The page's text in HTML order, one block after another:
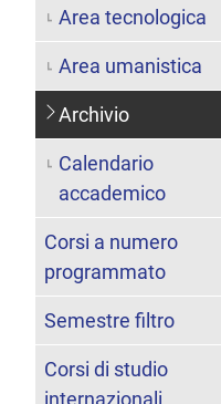
Area tecnologica
Area umanistica
Archivio
Calendario
accademico
Corsi a numero
programmato
Semestre filtro
Corsi di studio
internazionali